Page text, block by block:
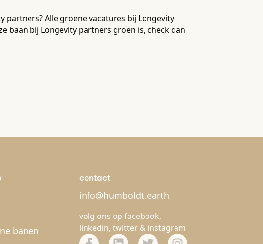
partners? Alle groene vacatures bij Longevity
baan bij Longevity partners groen is, check dan
banen
contact
info@humboldt.earth
volg ons op facebook,
linkedin, twitter & instagram